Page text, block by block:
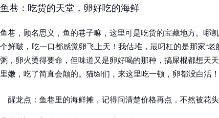
鱼巷：吃货的天堂，卵好吃的海鲜
鱼巷，顾名思义，鱼的巷子嘛，这里可是吃货的宝藏地方。哪
个鲜啵，吃一口都感觉卵飞上天！我估堆，最叼杠的是那家“
粥，卵火烫得要命，但味道又是卵好喝的那种，搞屎棍都想天
里嫩，吃了简直会颠的。猫tài们，来这里吃一顿，卵都没白活！
醒龙点：鱼巷里的海鲜摊，记得问清楚价格再点，不然被花